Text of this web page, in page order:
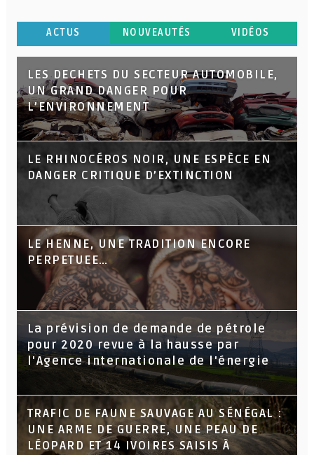
ACTUS NOUVEAUTÉS VIDÉOS
LES DECHETS DU SECTEUR AUTOMOBILE,
UN GRAND DANGER POUR
L’ENVIRONNEMENT
LE RHINOCÉROS NOIR, UNE ESPÈCE EN
DANGER CRITIQUE D’EXTINCTION
LE HENNE, UNE TRADITION ENCORE
PERPETUEE…
La prévision de demande de pétrole
pour 2020 revue à la hausse par
l'Agence internationale de l'énergie
TRAFIC DE FAUNE SAUVAGE AU SÉNÉGAL :
UNE ARME DE GUERRE, UNE PEAU DE
LÉOPARD ET 14 IVOIRES SAISIS À